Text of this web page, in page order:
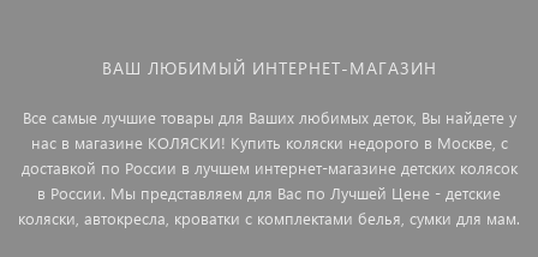
ВАШ ЛЮБИМЫЙ ИНТЕРНЕТ-МАГАЗИН
Все самые лучшие товары для Ваших любимых деток, Вы найдете у
нас в магазине КОЛЯСКИ! Купить коляски недорого в Москве, с
доставкой по России в лучшем интернет-магазине детских колясок
в России. Мы представляем для Вас по Лучшей Цене - детские
коляски, автокресла, кроватки с комплектами белья, сумки для мам.